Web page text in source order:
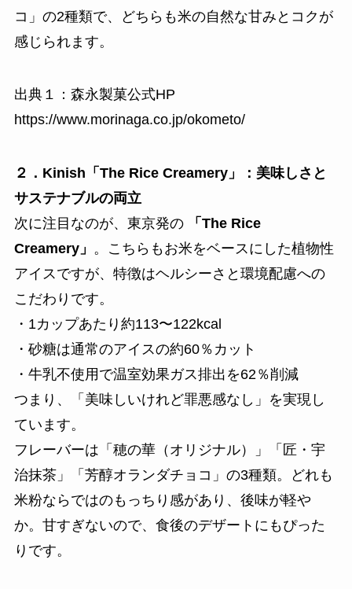
コ」の2種類で、どちらも米の自然な甘みとコクが
感じられます。
出典１：森永製菓公式HP
https://www.morinaga.co.jp/okometo/
２．Kinish「The Rice Creamery」：美味しさと
サステナブルの両立
次に注目なのが、東京発の
「The Rice
Creamery」 。こちらもお米をベースにした植物性
アイスですが、特徴はヘルシーさと環境配慮への
こだわりです。
・1カップあたり約113〜122kcal
・砂糖は通常のアイスの約60％カット
・牛乳不使用で温室効果ガス排出を62％削減
つまり、「美味しいけれど罪悪感なし」を実現し
ています。
フレーバーは「穂の華（オリジナル）」「匠・宇
治抹茶」「芳醇オランダチョコ」の3種類。どれも
米粉ならではのもっちり感があり、後味が軽や
か。甘すぎないので、食後のデザートにもぴった
りです。